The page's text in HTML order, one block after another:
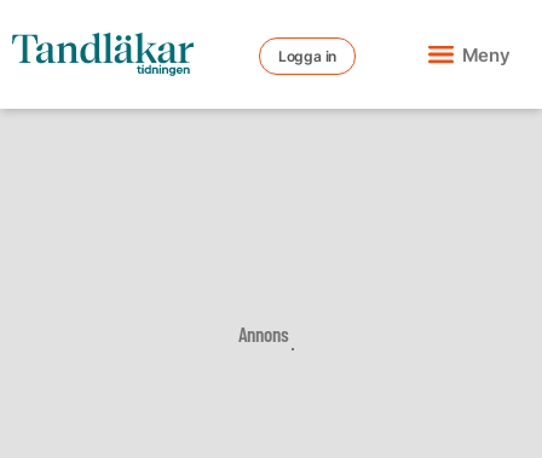
Logga in Meny
Annons